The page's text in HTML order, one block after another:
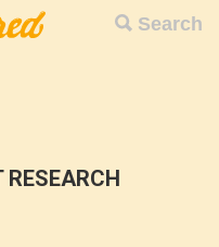
Search
RESEARCH